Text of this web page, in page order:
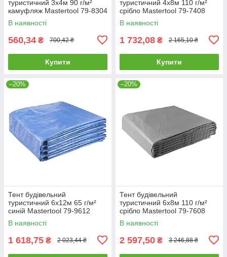
туристичний 3х4м 90 г/м²
камуфляж Mastertool 79-8304
В наявності
560,34 ₴ 700,42 ₴
Купити
туристичний 4х8м 110 г/м²
срібло Mastertool 79-7408
В наявності
1 732,08 ₴ 2 165,10 ₴
Купити
–20%
Тент будівельний
туристичний 6х12м 65 г/м²
синій Mastertool 79-9612
В наявності
1 618,75 ₴ 2 023,44 ₴
–20%
Тент будівельний
туристичний 6х8м 110 г/м²
срібло Mastertool 79-7608
В наявності
2 597,50 ₴ 3 246,88 ₴